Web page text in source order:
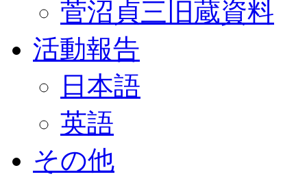
菅沼貞三旧蔵資料
活動報告
日本語
英語
その他